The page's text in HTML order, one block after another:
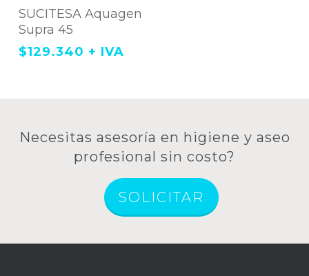
Agregar Al Carrito
SUCITESA Aquagen
Supra 45
$129.340 + IVA
Necesitas asesoría en higiene y aseo
profesional sin costo?
SOLICITAR